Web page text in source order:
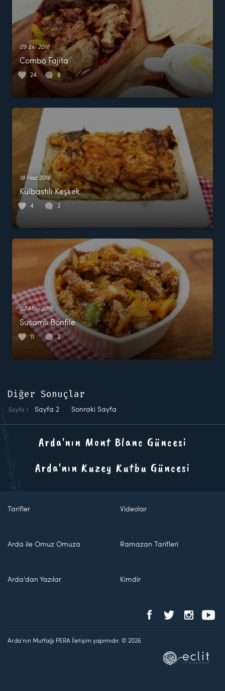
09 Eki 2016
Combo Fajita
24 8
18 Haz 2016
Külbastılı Keşkek
4 3
07 May 2016
Susamlı Bonfile
11 2
Diğer Sonuçlar
Sayfa 1 Sayfa 2 Sonraki Sayfa
Arda'nın Mont Blanc Güncesi
Arda'nın Kuzey Kutbu Güncesi
Tarifler Videolar
Arda ile Omuz Omuza Ramazan Tarifleri
Arda'dan Yazılar Kimdir
Arda'nın Mutfağı PERA İletişim yapımıdır. © 2026